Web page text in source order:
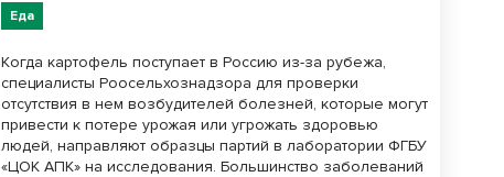
Еда
Когда картофель поступает в Россию из-за рубежа,
специалисты Роосельхознадзора для проверки
отсутствия в нем возбудителей болезней, которые могут
привести к потере урожая или угрожать здоровью
людей, направляют образцы партий в лаборатории ФГБУ
«ЦОК АПК» на исследования. Большинство заболеваний